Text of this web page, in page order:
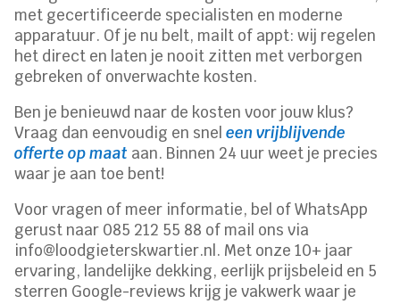
met gecertificeerde specialisten en moderne
apparatuur. Of je nu belt, mailt of appt: wij regelen
het direct en laten je nooit zitten met verborgen
gebreken of onverwachte kosten.
Ben je benieuwd naar de kosten voor jouw klus?
Vraag dan eenvoudig en sneleen vrijblijvende
offerte op maat aan. Binnen 24 uur weet je precies
waar je aan toe bent!
Voor vragen of meer informatie, bel of WhatsApp
gerust naar 085 212 55 88 of mail ons via
info@loodgieterskwartier.nl. Met onze 10+ jaar
ervaring, landelijke dekking, eerlijk prijsbeleid en 5
sterren Google-reviews krijg je vakwerk waar je